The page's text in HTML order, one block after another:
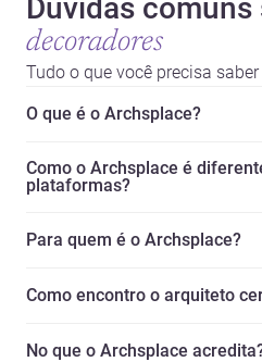
Dúvidas comuns
decoradores
Tudo o que você precisa
O que é o Archsplace?
Como o Archsplace é
plataformas?
Para quem é o Archsplace?
Como encontro o arquiteto
No que o Archsplace